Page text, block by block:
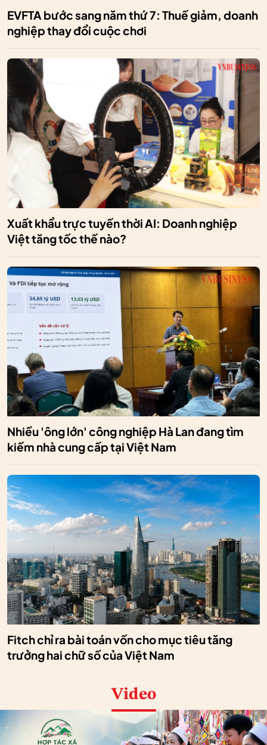
EVFTA bước sang năm thứ 7: Thuế giảm, doanh
nghiệp thay đổi cuộc chơi
Xuất khẩu trực tuyến thời AI: Doanh nghiệp
Việt tăng tốc thế nào?
Nhiều 'ông lớn' công nghiệp Hà Lan đang tìm
kiếm nhà cung cấp tại Việt Nam
Fitch chỉ ra bài toán vốn cho mục tiêu tăng
trưởng hai chữ số của Việt Nam
Video